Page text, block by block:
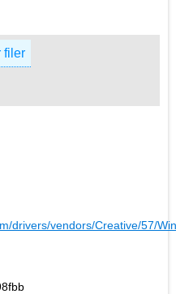
filer
drivers/vendors/Creative/57/